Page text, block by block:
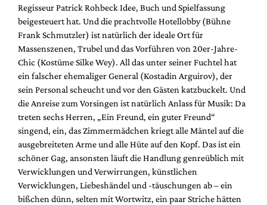
Suche
Regisseur Patrick Rohbeck Idee, Buch und Spielfassung
beigesteuert hat. Und die prachtvolle Hotellobby (Bühne
Frank Schmutzler) ist natürlich der ideale Ort für
Massenszenen, Trubel und das Vorführen von 20er-Jahre-
Chic (Kostüme Silke Wey). All das unter seiner Fuchtel hat
ein falscher ehemaliger General (Kostadin Arguirov), der
sein Personal scheucht und vor den Gästen katzbuckelt. Und
die Anreise zum Vorsingen ist natürlich Anlass für Musik: Da
treten sechs Herren, „Ein Freund, ein guter Freund“
singend, ein, das Zimmermädchen kriegt alle Mäntel auf die
ausgebreiteten Arme und alle Hüte auf den Kopf. Das ist ein
schöner Gag, ansonsten läuft die Handlung genreüblich mit
Verwicklungen und Verwirrungen, künstlichen
Verwicklungen, Liebeshändel und -täuschungen ab – ein
bißchen dünn, selten mit Wortwitz, ein paar Striche hätten